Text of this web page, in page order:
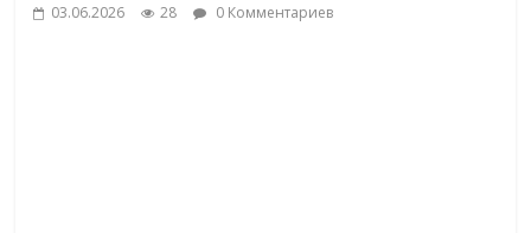
03.06.2026 28 0 Комментариев